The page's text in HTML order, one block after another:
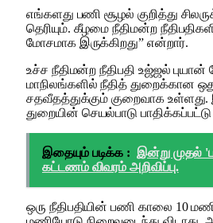
எங்களது பணி சூழல் குறித்து
தெரியும். கீழமை நீதிமன்ற
மோசமாக இருக்கிறது” என்றார்.
உச்ச நீதிமன்ற நீதிபதி உஜ்ஜல் புயான்
மாநிலங்களில் நீதித் துறைக்கான
சதவீதத்துக்கும் குறைவாக
துறையின் செயல்பாடு
இதையும் படிக்க : இன்று முதல்
கட்டணம் விவரம் அறிவிப்பு.
ஒரு நீதிபதியின் பணி காலை 10